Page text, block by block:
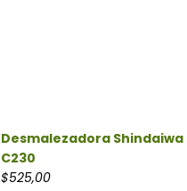
Desmalezadora Shindaiwa
C230
$525,00